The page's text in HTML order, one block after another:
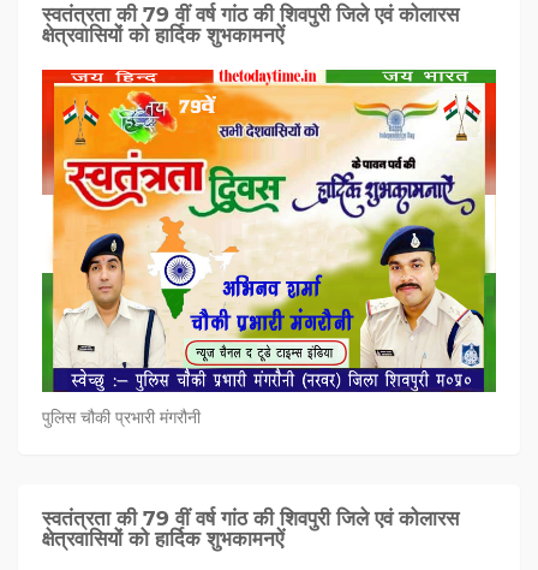
स्वतंत्रता की 79 वीं वर्ष गांठ की शिवपुरी जिले एवं कोलारस
क्षेत्रवासियों को हार्दिक शुभकामनऐं
पुलिस चौकी प्रभारी मंगरौनी
स्वतंत्रता की 79 वीं वर्ष गांठ की शिवपुरी जिले एवं कोलारस
क्षेत्रवासियों को हार्दिक शुभकामनऐं